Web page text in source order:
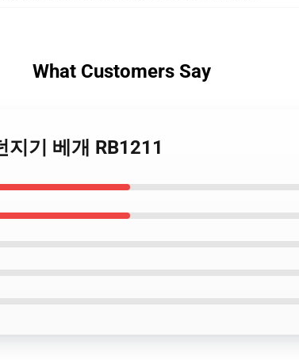
What Customers Say
기 베개 RB1211